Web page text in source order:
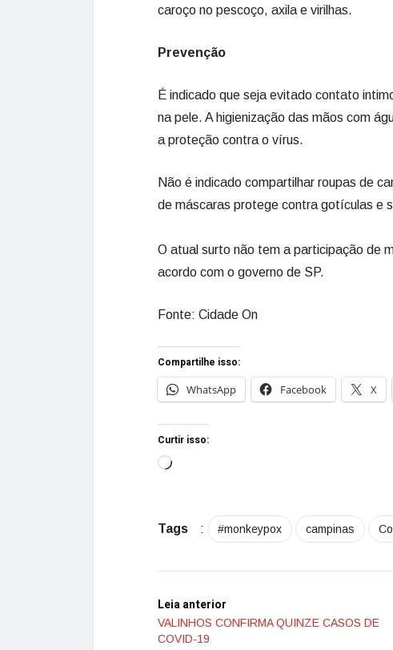
caroço no pescoço, axila e virilhas.
Prevenção
É indicado que seja evitado contato
na pele. A higienização das mãos com
a proteção contra o vírus.
Não é indicado compartilhar roupas de
de máscaras protege contra gotículas e
O atual surto não tem a participação de
acordo com o governo de SP.
Fonte: Cidade On
Compartilhe isso:
WhatsApp
Facebook X
Curtir isso:
Tags : #monkeypox campinas
Leia anterior
VALINHOS CONFIRMA QUINZE CASOS DE
COVID-19